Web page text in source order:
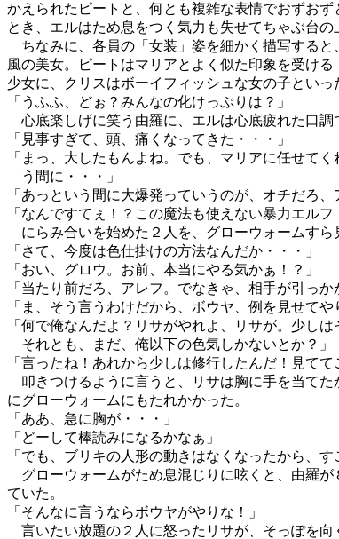
かえられたピートと、何とも複雑な表情でおずおず
とき、エルはため息をつく気力も失せてちゃぶ台の
ちなみに、各員の「女装」姿を細かく描写すると
風の美女。ピートはマリアとよく似た印象を受け
少女に、クリスはボーイフィッシュな女の子といっ
「うふふ、どぉ？みんなの化けっぷりは？」
心底楽しげに笑う由羅に、エルは心底疲れた口調
「見事すぎて、頭、痛くなってきた・・・」
「まっ、大したもんよね。でも、マリアに任せて
う間に・・・」
「あっという間に大爆発っていうのが、オチだろ、
「なんですてぇ！？この魔法も使えない暴力エルフ
にらみ合いを始めた２人を、グローウォームすら
「さて、今度は色仕掛けの方法なんだか・・・」
「おい、グロウ。お前、本当にやる気かぁ！？」
「当たり前だろ、アレフ。でなきゃ、相手が引っか
「ま、そう言うわけだから、ボウヤ、例を見せてや
「何で俺なんだよ？リサがやれよ、リサが。少しは
それとも、まだ、俺以下の色気しかないとか？」
「言ったね！あれから少しは修行したんだ！見てて
叩きつけるように言うと、リサは胸に手を当てた
にグローウォームにもたれかかった。
「ああ、急に胸が・・・」
「どーして棒読みになるかなぁ」
「でも、ブリキの人形の動きはなくなったから、す
グローウォームがため息混じりに呟くと、由羅が
ていた。
「そんなに言うならボウヤがやりな！」
言いたい放題の２人に怒ったリサが、そっぽを向